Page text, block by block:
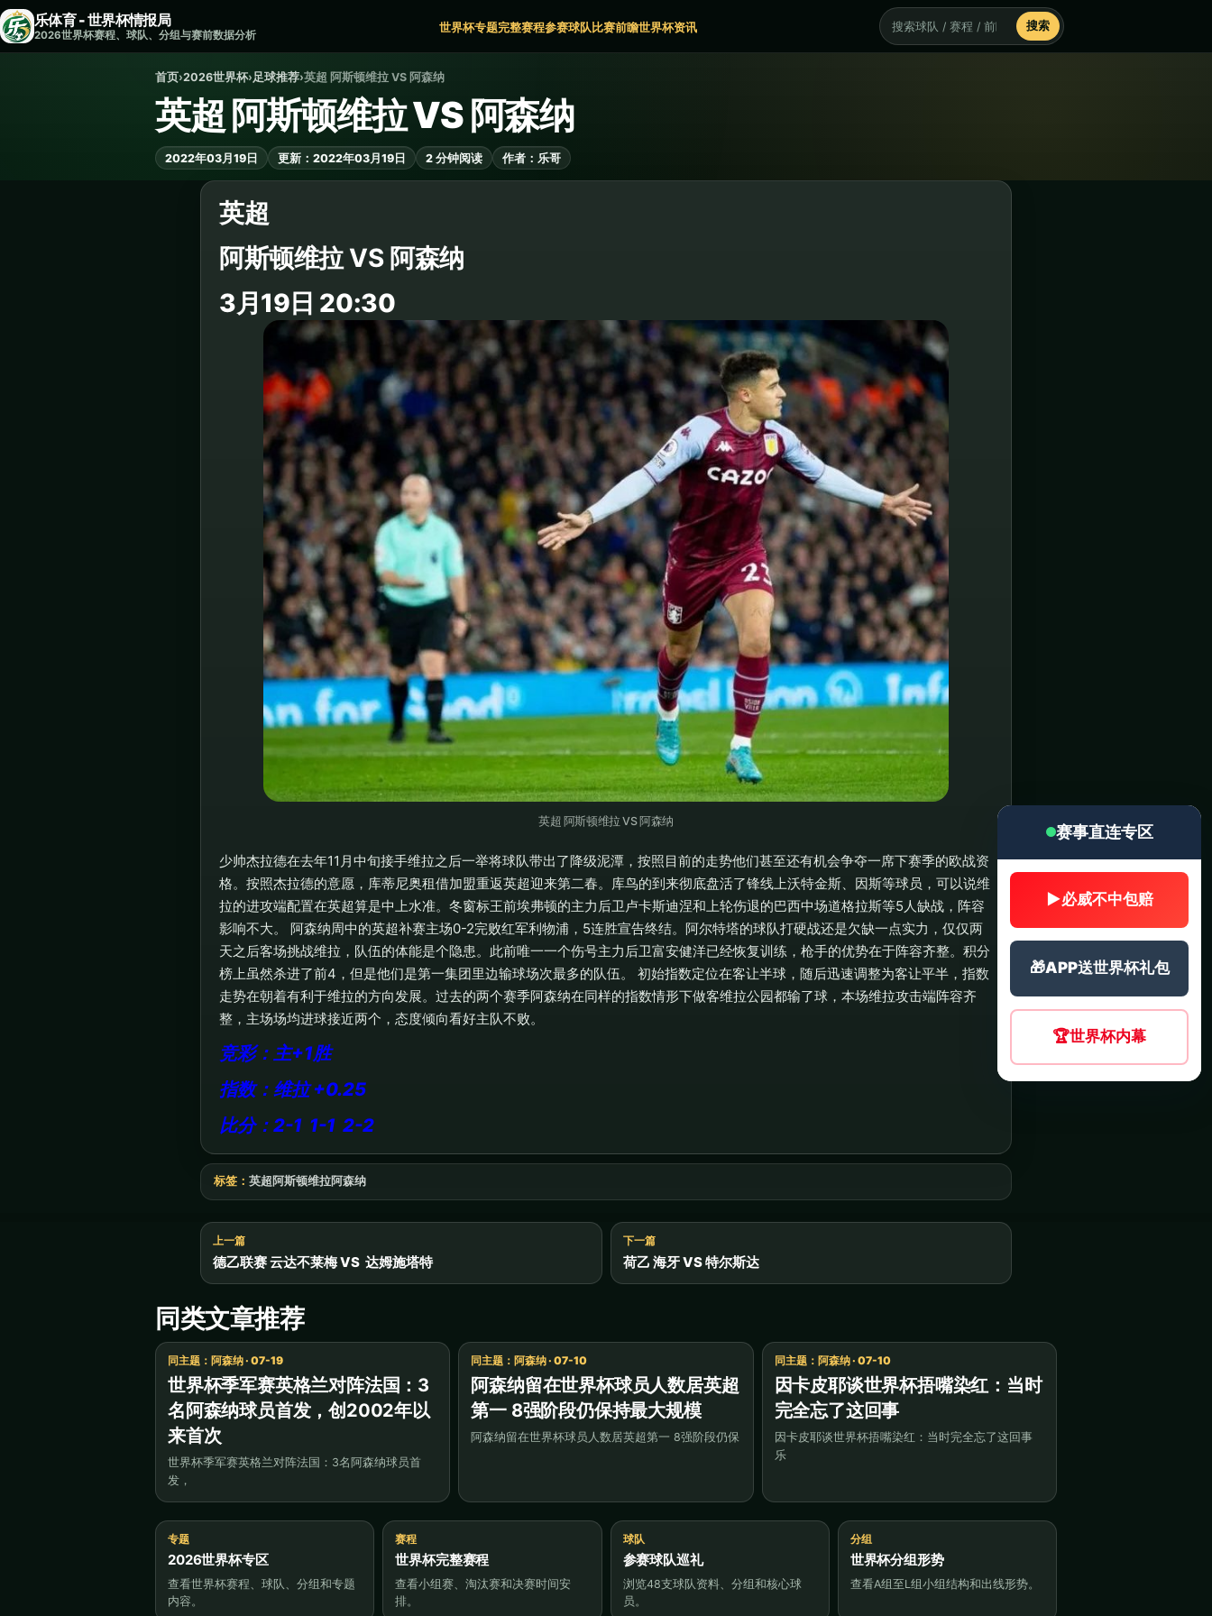
乐体育 - 世界杯情报局
2026世界杯赛程、球队、分组与赛前数据分析
世界杯专题完整赛程参赛球队比赛前瞻世界杯资讯 搜索 搜索
首页›2026世界杯›足球推荐›英超 阿斯顿维拉 VS 阿森纳
英超 阿斯顿维拉 VS 阿森纳
2022年03月19日 更新：2022年03月19日 2 分钟阅读 作者：乐哥
英超
阿斯顿维拉 VS 阿森纳
3月19日 20:30
英超 阿斯顿维拉 VS 阿森纳
少帅杰拉德在去年11月中旬接手维拉之后一举将球队带出了降级泥潭，按照目前的走势他们甚至还有机会争夺一席下赛季的欧战资
格。按照杰拉德的意愿，库蒂尼奥租借加盟重返英超迎来第二春。库鸟的到来彻底盘活了锋线上沃特金斯、因斯等球员，可以说维
拉的进攻端配置在英超算是中上水准。冬窗标王前埃弗顿的主力后卫卢卡斯迪涅和上轮伤退的巴西中场道格拉斯等5人缺战，阵容
影响不大。 阿森纳周中的英超补赛主场0-2完败红军利物浦，5连胜宣告终结。阿尔特塔的球队打硬战还是欠缺一点实力，仅仅两
天之后客场挑战维拉，队伍的体能是个隐患。此前唯一一个伤号主力后卫富安健洋已经恢复训练，枪手的优势在于阵容齐整。积分
榜上虽然杀进了前4，但是他们是第一集团里边输球场次最多的队伍。 初始指数定位在客让半球，随后迅速调整为客让平半，指数
走势在朝着有利于维拉的方向发展。过去的两个赛季阿森纳在同样的指数情形下做客维拉公园都输了球，本场维拉攻击端阵容齐
整，主场场均进球接近两个，态度倾向看好主队不败。
竞彩：主+1胜
指数：维拉 +0.25
比分：2-1 1-1 2-2
标签： 英超 阿斯顿维拉阿森纳
上一篇
德乙联赛 云达不莱梅 VS 达姆施塔特
下一篇
荷乙 海牙 VS 特尔斯达
同类文章推荐
同主题：阿森纳 · 07-19
世界杯季军赛英格兰对阵法国：3
名阿森纳球员首发，创2002年以
来首次
世界杯季军赛英格兰对阵法国：3名阿森纳球员首
发，
同主题：阿森纳 · 07-10
阿森纳留在世界杯球员人数居英超
第一 8强阶段仍保持最大规模
阿森纳留在世界杯球员人数居英超第一 8强阶段仍保
同主题：阿森纳 · 07-10
因卡皮耶谈世界杯捂嘴染红：当时
完全忘了这回事
因卡皮耶谈世界杯捂嘴染红：当时完全忘了这回事
乐
专题
2026世界杯专区
查看世界杯赛程、球队、分组和专题
内容。
赛程
世界杯完整赛程
查看小组赛、淘汰赛和决赛时间安
排。
球队
参赛球队巡礼
浏览48支球队资料、分组和核心球
员。
分组
世界杯分组形势
查看A组至L组小组结构和出线形势。
赛事直连专区
▶必威不中包赔
🎁APP送世界杯礼包
🏆世界杯内幕